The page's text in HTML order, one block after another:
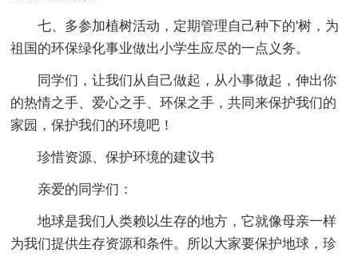
七、多参加植树活动，定期管理自己种下的'树，为
祖国的环保绿化事业做出小学生应尽的一点义务。
同学们，让我们从自己做起，从小事做起，伸出你
的热情之手、爱心之手、环保之手，共同来保护我们的
家园，保护我们的环境吧！
珍惜资源、保护环境的建议书
亲爱的同学们：
地球是我们人类赖以生存的地方，它就像母亲一样
为我们提供生存资源和条件。所以大家要保护地球，珍